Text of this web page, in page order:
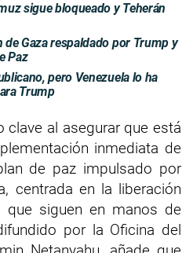
sigue bloqueado y Teherán
de Gaza respaldado por Trump y
Paz
pero Venezuela lo ha
Trump
clave al asegurar que está
inmediata de
de paz impulsado por
centrada en la liberación
siguen en manos de
por la Oficina del